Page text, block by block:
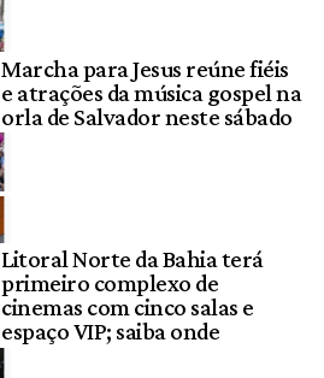
Marcha para Jesus reúne fiéis
e atrações da música gospel na
orla de Salvador neste sábado
Litoral Norte da Bahia terá
primeiro complexo de
cinemas com cinco salas e
espaço VIP; saiba onde